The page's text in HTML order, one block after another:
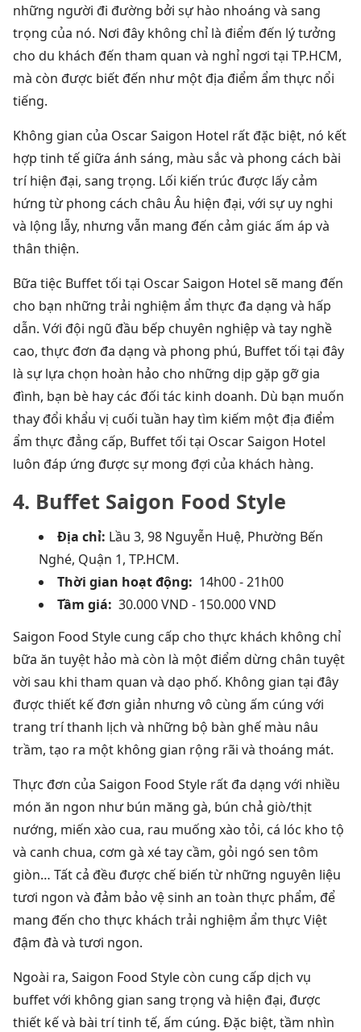
những người đi đường bởi sự hào nhoáng và sang
trọng của nó. Nơi đây không chỉ là điểm đến lý tưởng
cho du khách đến tham quan và nghỉ ngơi tại TP.HCM,
mà còn được biết đến như một địa điểm ẩm thực nổi
tiếng.
Không gian của Oscar Saigon Hotel rất đặc biệt, nó kết
hợp tinh tế giữa ánh sáng, màu sắc và phong cách bài
trí hiện đại, sang trọng. Lối kiến trúc được lấy cảm
hứng từ phong cách châu Âu hiện đại, với sự uy nghi
và lộng lẫy, nhưng vẫn mang đến cảm giác ấm áp và
thân thiện.
Bữa tiệc Buffet tối tại Oscar Saigon Hotel sẽ mang đến
cho bạn những trải nghiệm ẩm thực đa dạng và hấp
dẫn. Với đội ngũ đầu bếp chuyên nghiệp và tay nghề
cao, thực đơn đa dạng và phong phú, Buffet tối tại đây
là sự lựa chọn hoàn hảo cho những dịp gặp gỡ gia
đình, bạn bè hay các đối tác kinh doanh. Dù bạn muốn
thay đổi khẩu vị cuối tuần hay tìm kiếm một địa điểm
ẩm thực đẳng cấp, Buffet tối tại Oscar Saigon Hotel
luôn đáp ứng được sự mong đợi của khách hàng.
4. Buffet Saigon Food Style
Địa chỉ: Lầu 3, 98 Nguyễn Huệ, Phường Bến
Nghé, Quận 1, TP.HCM.
Thời gian hoạt động: 14h00 - 21h00
Tầm giá: 30.000 VND - 150.000 VND
Saigon Food Style cung cấp cho thực khách không chỉ
bữa ăn tuyệt hảo mà còn là một điểm dừng chân tuyệt
vời sau khi tham quan và dạo phố. Không gian tại đây
được thiết kế đơn giản nhưng vô cùng ấm cúng với
trang trí thanh lịch và những bộ bàn ghế màu nâu
trầm, tạo ra một không gian rộng rãi và thoáng mát.
Thực đơn của Saigon Food Style rất đa dạng với nhiều
món ăn ngon như bún măng gà, bún chả giò/thịt
nướng, miến xào cua, rau muống xào tỏi, cá lóc kho tộ
và canh chua, cơm gà xé tay cầm, gỏi ngó sen tôm
giòn… Tất cả đều được chế biến từ những nguyên liệu
tươi ngon và đảm bảo vệ sinh an toàn thực phẩm, để
mang đến cho thực khách trải nghiệm ẩm thực Việt
đậm đà và tươi ngon.
Ngoài ra, Saigon Food Style còn cung cấp dịch vụ
buffet với không gian sang trọng và hiện đại, được
thiết kế và bài trí tinh tế, ấm cúng. Đặc biệt, tầm nhìn